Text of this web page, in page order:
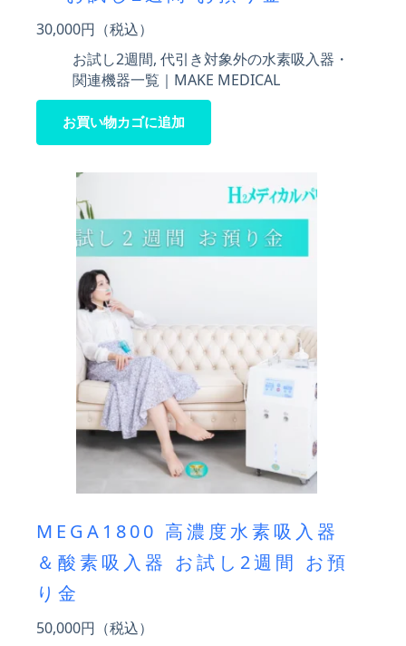
30,000円（税込）
お試し2週間, 代引き対象外の水素吸入器・
関連機器一覧｜MAKE MEDICAL
お買い物カゴに追加
MEGA1800 高濃度水素吸入器
＆酸素吸入器 お試し2週間 お預
り金
50,000円（税込）